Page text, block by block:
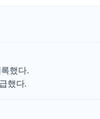
'변기 수리' 집주인에
했다.
했다.